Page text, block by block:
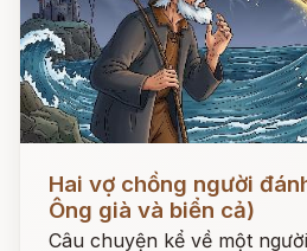
Hai vợ chồng người
Ông già và biển cả)
Câu chuyện kể về một